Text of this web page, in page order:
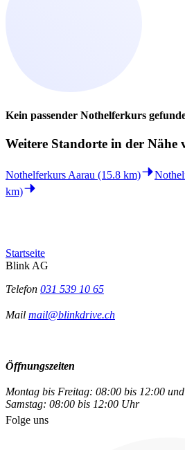
Kein passender Nothelferkurs
Weitere Standorte in der Nähe
Nothelferkurs Aarau (15.8 km)
km)
Startseite
Blink AG
Telefon 031 539 10 65
Mail mail@blinkdrive.ch
Öffnungszeiten
Montag bis Freitag: 08:00 bis 12:00
Samstag: 08:00 bis 12:00 Uhr
Folge uns